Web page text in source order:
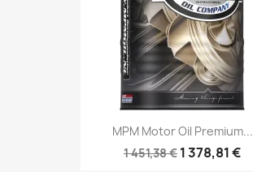
MPM Motor Oil Premium...
1 451,38 € 1 378,81 €